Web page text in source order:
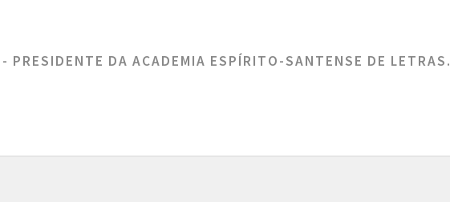
PRESIDENTE DA ACADEMIA ESPÍRITO-SANTENSE DE LETRAS.